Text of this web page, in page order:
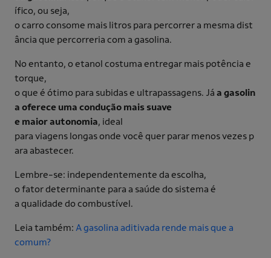
ífico, ou seja,
o carro consome mais litros para percorrer a mesma dist
ância que percorreria com a gasolina.
No entanto, o etanol costuma entregar mais potência e
torque,
o que é ótimo para subidas e ultrapassagens. Já a gasolin
a oferece uma condução mais suave
e maior autonomia, ideal
para viagens longas onde você quer parar menos vezes p
ara abastecer.
Lembre-se: independentemente da escolha,
o fator determinante para a saúde do sistema é
a qualidade do combustível.
Leia também: A gasolina aditivada rende mais que a
comum?